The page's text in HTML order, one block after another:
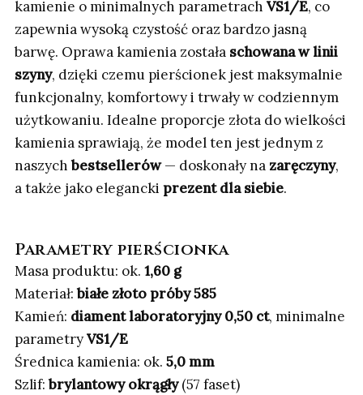
kamienie o minimalnych parametrach VS1/E, co
zapewnia wysoką czystość oraz bardzo jasną
barwę. Oprawa kamienia została schowana w linii
szyny, dzięki czemu pierścionek jest maksymalnie
funkcjonalny, komfortowy i trwały w codziennym
użytkowaniu. Idealne proporcje złota do wielkości
kamienia sprawiają, że model ten jest jednym z
naszychbestsellerów— doskonały na zaręczyny,
a także jako elegancki prezent dla siebie.
Parametry pierścionka
Masa produktu: ok. 1,60 g
Materiał:białe złoto próby 585
Kamień: diament laboratoryjny 0,50 ct, minimalne
parametryVS1/E
Średnica kamienia: ok. 5,0 mm
Szlif:brylantowy okrągły(57 faset)